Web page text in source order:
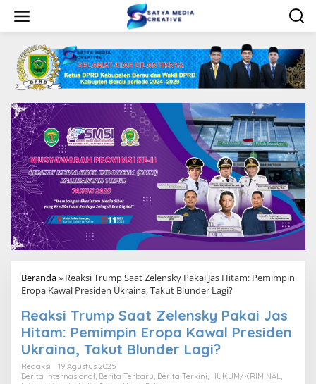
w
Beranda» Reaksi Trump Saat Zelensky Pakai Jas Hitam: Pemimpin
Eropa Kawal Presiden Ukraina, Takut Blunder Lagi?
Reaksi Trump Saat Zelensky Pakai Jas
Hitam: Pemimpin Eropa Kawal Presiden
Ukraina, Takut Blunder Lagi?
Redaksi
19 Agustus 2025
Berita Internasional Berita Terbaru Berita Terkini HUKUM/KRIMINAL